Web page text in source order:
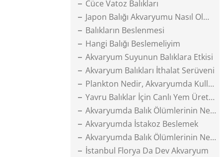
Cüce Vatoz Balıkları
Japon Balığı Akvaryumu Nasıl Olmalı
Balıkların Beslenmesi
Hangi Balığı Beslemeliyim
Akvaryum Suyunun Balıklara Etkisi
Akvaryum Balıkları İthalat Serüveni
Plankton Nedir, Akvaryumda Kullanımı
Yavru Balıklar İçin Canlı Yem Üretimi
Akvaryumda Balık Ölümlerinin Nedenleri
Akvaryumda İstakoz Beslemek
Akvaryumda Balık Ölümlerinin Nedenleri
İstanbul Florya Da Dev Akvaryum